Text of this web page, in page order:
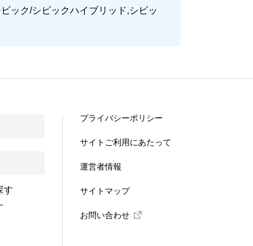
ック/シビックハイブリッド,シビッ
す
プライバシーポリシー
サイトご利用にあたって
運営者情報
サイトマップ
お問い合わせ